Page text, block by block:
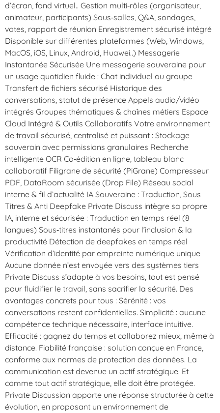
d’écran, fond virtuel.. Gestion multi‑rôles (organisateur,
animateur, participants) Sous‑salles, Q&A, sondages,
votes, rapport de réunion Enregistrement sécurisé intégré
Disponible sur différentes plateformes (Web, Windows,
MacOS, iOS, Linux, Android, Huawei..) Messagerie
Instantanée Sécurisée Une messagerie souveraine pour
un usage quotidien fluide : Chat individuel ou groupe
Transfert de fichiers sécurisé Historique des
conversations, statut de présence Appels audio/vidéo
intégrés Groupes thématiques & chaînes métiers Espace
Cloud Intégré & Outils Collaboratifs Votre environnement
de travail sécurisé, centralisé et puissant : Stockage
souverain avec permissions granulaires Recherche
intelligente OCR Co‑édition en ligne, tableau blanc
collaboratif Filigrane de sécurité (PiGrane) Compresseur
PDF, DataRoom sécurisée (Drop File) Réseau social
interne & fil d’actualité IA Souveraine : Traduction, Sous
Titres & Anti Deepfake Private Discuss intègre sa propre
IA, interne et sécurisée : Traduction en temps réel (8
langues) Sous‑titres instantanés pour l’inclusion & la
productivité Détection de deepfakes en temps réel
Vérification d’identité par empreinte numérique unique
Aucune donnée n’est envoyée vers des systèmes tiers
Private Discuss s’adapte à vos besoins, tout est pensé
pour fluidifier le travail, sans sacrifier la sécurité. Des
avantages concrets pour tous : Sérénité : vos
conversations restent confidentielles. Simplicité : aucune
compétence technique nécessaire, interface intuitive.
Efficacité : gagnez du temps et collaborez mieux, même à
distance. Fiabilité française : solution conçue en France,
conforme aux normes de protection des données. La
communication est devenue un actif stratégique. Et
comme tout actif stratégique, elle doit être protégée.
Private Discussion apporte une réponse structurée à cette
évolution, en proposant un environnement de